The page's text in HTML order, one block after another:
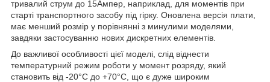
тривалий струм до 15Ампер, наприклад, для моментів при
старті транспортного засобу під гірку. Оновлена версія плати,
має менший розмір у порівнянні з минулими моделями,
завдяки застосуванню нових дискретних елементів.
До важливої особливості цієї моделі, слід віднести
температурний режим роботи у момент розряду, який
становить від -20°C до +70°C, що є дуже широким